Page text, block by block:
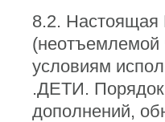
8.2. Настоящая
(неотъемлемой
условиям
.ДЕТИ. Порядок
дополнений,